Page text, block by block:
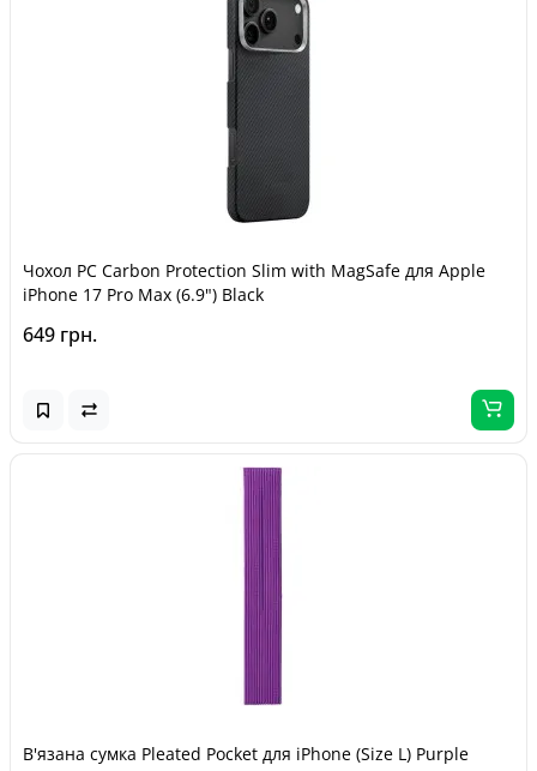
Чохол PC Carbon Protection Slim with MagSafe для Apple
iPhone 17 Pro Max (6.9") Black
649 грн.
В'язана сумка Pleated Pocket для iPhone (Size L) Purple